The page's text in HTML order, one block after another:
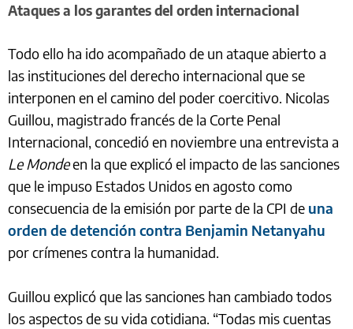
Ataques a los garantes del orden internacional
Todo ello ha ido acompañado de un ataque abierto a
las instituciones del derecho internacional que se
interponen en el camino del poder coercitivo. Nicolas
Guillou, magistrado francés de la Corte Penal
Internacional, concedió en noviembre una entrevista a
Le Mondeen la que explicó el impacto de las sanciones
que le impuso Estados Unidos en agosto como
consecuencia de la emisión por parte de la CPI de una
orden de detención contra Benjamin Netanyahu
por crímenes contra la humanidad.
Guillou explicó que las sanciones han cambiado todos
los aspectos de su vida cotidiana. “Todas mis cuentas